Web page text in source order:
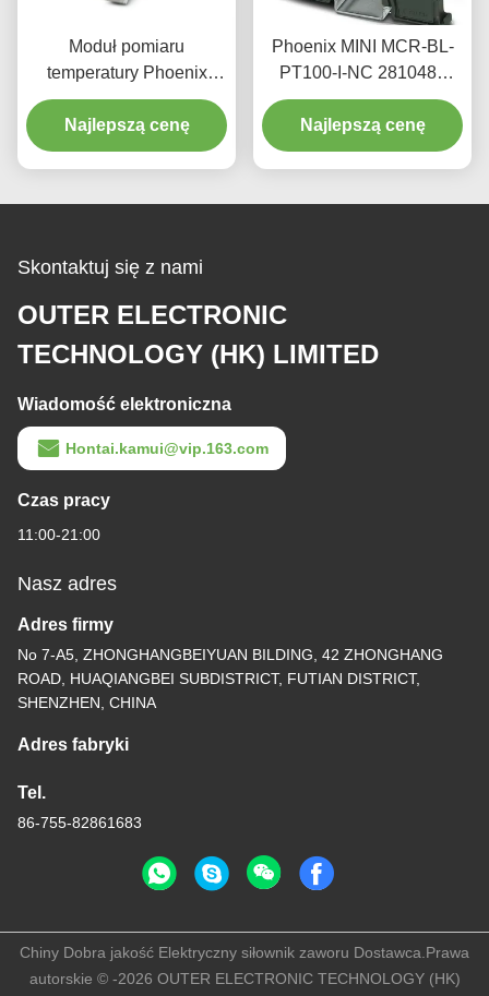
Moduł pomiaru
temperatury Phoenix
MACX MCR-T-UI-UP
2811394 ma wysoką
dokładność
Najlepszą cenę
Phoenix MINI MCR-BL-
PT100-I-NC 2810489
PT100 Nadajnik czujnika
temperatury
Najlepszą cenę
Skontaktuj się z nami
OUTER ELECTRONIC
TECHNOLOGY (HK) LIMITED
Wiadomość elektroniczna
Hontai.kamui@vip.163.com
Czas pracy
11:00-21:00
Nasz adres
Adres firmy
No 7-A5, ZHONGHANGBEIYUAN BILDING, 42 ZHONGHANG
ROAD, HUAQIANGBEI SUBDISTRICT, FUTIAN DISTRICT,
SHENZHEN, CHINA
Adres fabryki
Tel.
86-755-82861683
Chiny Dobra jakość Elektryczny siłownik zaworu Dostawca.Prawa
autorskie © -2026 OUTER ELECTRONIC TECHNOLOGY (HK)